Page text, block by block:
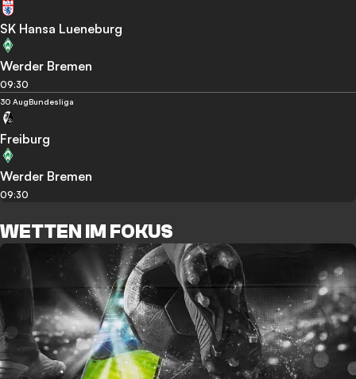
SK Hansa Lueneburg
Werder Bremen
09:30
30 AugBundesliga
Freiburg
Werder Bremen
09:30
WETTEN IM FOKUS